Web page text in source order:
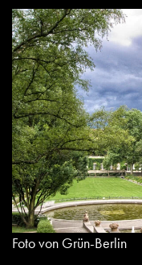
Foto von Grün-Berlin